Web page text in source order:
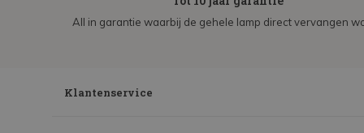
All in garantie waarbij de gehele lamp direct vervangen
Klantenservice